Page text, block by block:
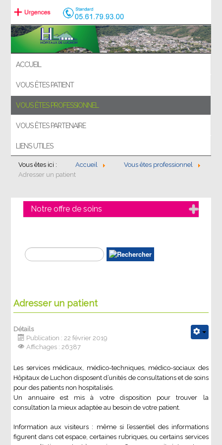
ACCUEIL
VOUS ÊTES PATIENT
VOUS ÊTES PROFESSIONNEL
VOUS ÊTES PARTENAIRE
LIENS UTILES
Vous êtes ici : Accueil
Vous êtes professionnel
Adresser un patient
Notre offre de soins
Adresser un patient
Détails
Publication : 22 février 2019
Affichages : 26387
Les services médicaux, médico-techniques, médico-sociaux des
Hôpitaux de Luchon disposent d’unités de consultations et de soins
pour des patients non hospitalisés.
Un annuaire est mis à votre disposition pour trouver la
consultation la mieux adaptée au besoin de votre patient.
Information aux visiteurs : même si l’essentiel des informations
figurent dans cet espace, certaines rubriques, ou certains services